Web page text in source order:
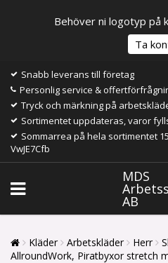
Behöver ni logotyp på
Ta
Snabb leverans till företag
Personlig service &
Tryck och märkning på
Sortimentet uppdateras, varor
Sommarrea på hela sortimentet
VwJE7Cfb
MDS
AB
Kläder Arbetskläder Herr
AllroundWork, Piratbyxor stretch